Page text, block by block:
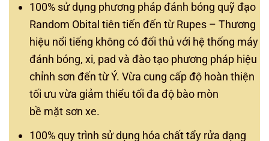
100% sử dụng phương pháp đánh bóng quỹ đạo
Random Obital tiên tiến đến từ Rupes – Thương
hiệu nổi tiếng không có đối thủ với hệ thống máy
đánh bóng, xi, pad và đào tạo phương pháp hiệu
chỉnh sơn đến từ Ý. Vừa cung cấp độ hoàn thiện
tối ưu vừa giảm thiểu tối đa độ bào mòn
bề mặt sơn xe.
100% quy trình sử dụng hóa chất tẩy rửa dạng